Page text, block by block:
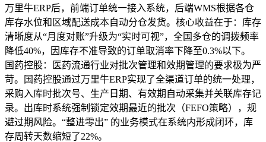
万里牛ERP后，前端订单统一接入系统，后端WMS根据各仓
库存水位和区域配送成本自动分仓发货。核心收益在于：库存
清晰度从“月度对账”升级为“实时可视”，全国多仓的调拨频率
降低40%，因库存不准导致的订单取消率下降至0.3%以下。
国药控股：医药流通行业对批次管理和效期管理的要求极为严
苛。国药控股通过万里牛ERP实现了全渠道订单的统一处理，
采购入库时批次号、生产日期、有效期自动采集并关联库存记
录。出库时系统强制锁定效期最近的批次（FEFO策略），规
避过期风险。“整进零出” 的业务模式在系统内形成闭环，库
存周转天数缩短了22%。